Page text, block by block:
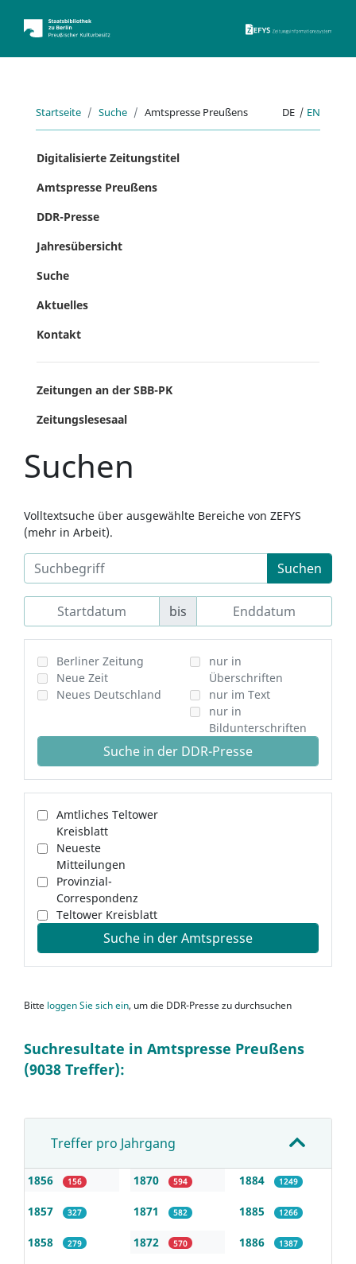
Startseite Suche Amtspresse Preußens DE | EN
Digitalisierte Zeitungstitel
Amtspresse Preußens
DDR-Presse
Jahresübersicht
Suche
Aktuelles
Kontakt
Zeitungen an der SBB-PK
Zeitungslesesaal
Suchen
Volltextsuche über ausgewählte Bereiche von ZEFYS
(mehr in Arbeit).
Suchen
bis
Berliner Zeitung
Neue Zeit
Neues Deutschland
nur in
Überschriften
nur im Text
nur in
Bildunterschriften
Suche in der DDR-Presse
Amtliches Teltower
Kreisblatt
Neueste
Mitteilungen
Provinzial-
Correspondenz
Teltower Kreisblatt
Suche in der Amtspresse
Bitte loggen Sie sich ein, um die DDR-Presse zu durchsuchen
Suchresultate in Amtspresse Preußens
(9038 Treffer):
Treffer pro Jahrgang
1856 156
1857 327
1858 279
1870 594
1871 582
1872 570
1884 1249
1885 1266
1886 1387